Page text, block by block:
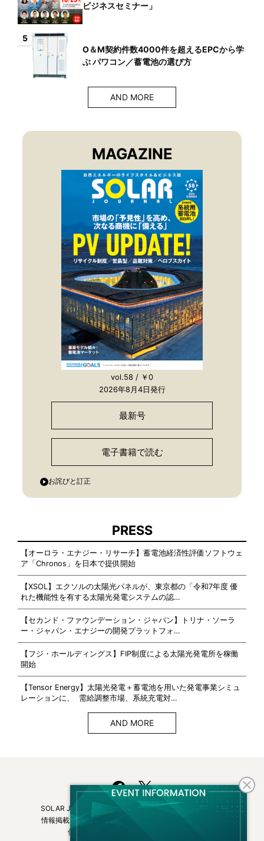
ビジネスセミナー」
5
O＆M契約件数4000件を超えるEPCから学
ぶ パワコン／蓄電池の選び方
AND MORE
MAGAZINE
vol.58 / ￥0
2026年8月4日発行
最新号
電子書籍で読む
お詫びと訂正
PRESS
【オーロラ・エナジー・リサーチ】蓄電池経済性評価ソフトウェ
ア「Chronos」を日本で提供開始
【XSOL】エクソルの太陽光パネルが、東京都の「令和7年度 優
れた機能性を有する太陽光発電システムの認…
【セカンド・ファウンデーション・ジャパン】トリナ・ソーラ
ー・ジャパン・エナジーの開発プラットフォ…
【フジ・ホールディングス】FIP制度による太陽光発電所を稼働
開始
【Tensor Energy】太陽光発電＋蓄電池を用いた発電事業シミュ
レーションに、 需給調整市場、系統充電対…
AND MORE
SOLAR JOURNALについて
フリーマガジンはこちら
情報掲載について
広告掲載について
個人情報保護方針